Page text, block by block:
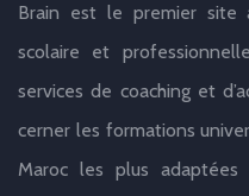
Brain est le premier site
scolaire et
services de coaching et
cerner les formations
Maroc les plus